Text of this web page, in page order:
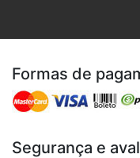
Formas de
Segurança e